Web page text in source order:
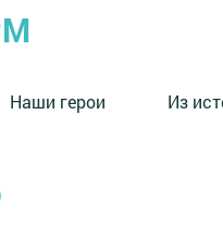
Наши герои Из